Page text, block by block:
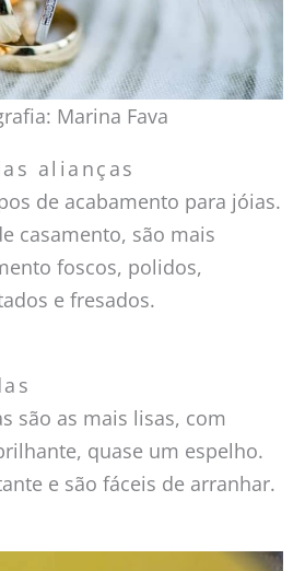
Marina Fava
alianças
de acabamento para jóias.
casamento, são mais
foscos, polidos,
e fresados.
são as mais lisas, com
quase um espelho.
e são fáceis de arranhar.